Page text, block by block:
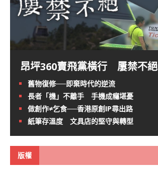
昂坪360賣飛黨橫行 屢禁不絕
舊物復修──即棄時代的逆流
長者「機」不離手 手機成癮堪憂
做創作≠乞食──香港原創IP尋出路
紙筆存溫度 文具店的堅守與轉型
版權